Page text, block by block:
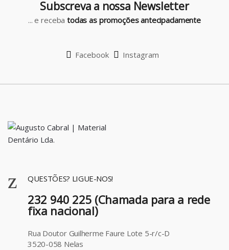
Subscreva a nossa Newsletter
... e recebatodas as promoções antecipadamente
Facebook Instagram
QUESTÕES? LIGUE-NOS!
232 940 225 (Chamada para a rede
fixa nacional)
Rua Doutor Guilherme Faure Lote 5-r/c-D
3520-058 Nelas